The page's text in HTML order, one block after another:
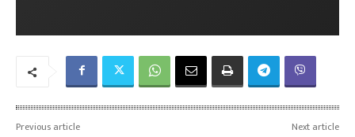
Previous article Next article